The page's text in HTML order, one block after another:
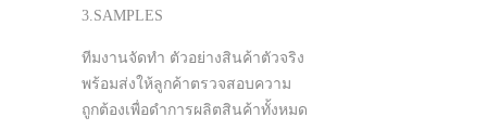
3.SAMPLES
ทีมงานจัดทำ ตัวอย่างสินค้าตัวจริง
พร้อมส่งให้ลูกค้าตรวจสอบความ
ถูกต้องเพื่อดำการผลิตสินค้าทั้งหมด